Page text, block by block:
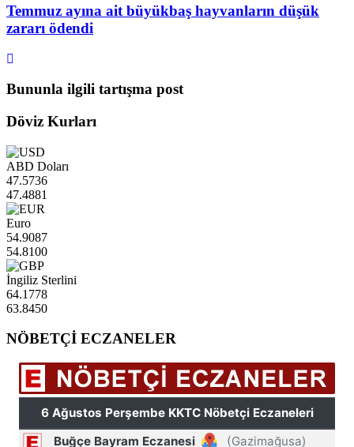
Temmuz ayına ait büyükbaş hayvanların düşük
zararı ödendi
Bununla ilgili tartışma post
Döviz Kurları
ABD Doları
47.5736
47.4881
Euro
54.9087
54.8100
İngiliz Sterlini
64.1778
63.8450
NÖBETÇİ ECZANELER